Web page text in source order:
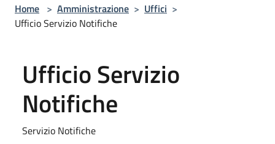
Home > Amministrazione > Uffici >
Ufficio Servizio Notifiche
Ufficio Servizio
Notifiche
Servizio Notifiche